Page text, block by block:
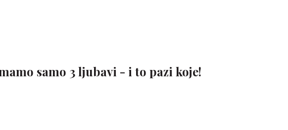
samo 3 ljubavi - i to pazi koje!